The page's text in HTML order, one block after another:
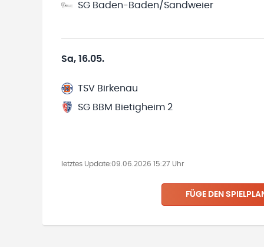
SG Baden-Baden/Sandweier
Sa, 16.05.
TSV Birkenau
SG BBM Bietigheim 2
letztes Update:09.06.2026 15:27 Uhr
FÜGE DEN